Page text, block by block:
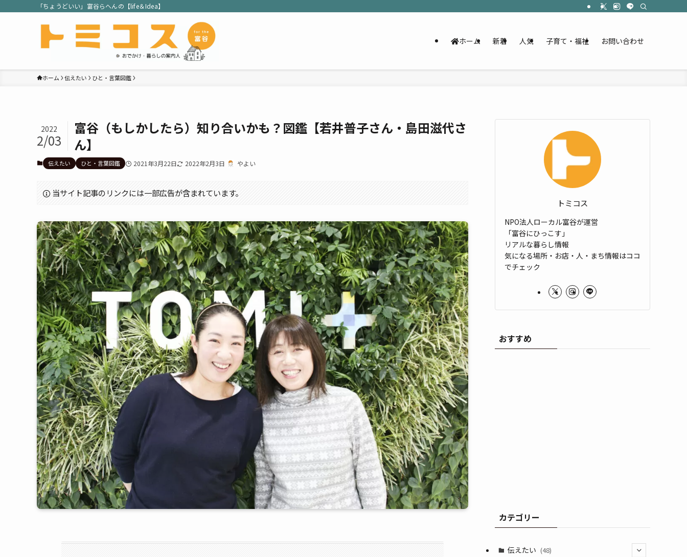
「ちょうどいい」富谷らへんの【life＆Idea】
ホーム 新着 人気 子育て・福祉 お問い合わせ
ホーム 伝えたい ひと・言葉図鑑
富谷（もしかしたら）知り合いかも？図鑑【若井普子さん・島田滋代さ
ん】
2022
2/03
伝えたい ひと・言葉図鑑 2021年3月22日 2022年2月3日 やよい
当サイト記事のリンクには一部広告が含まれています。
トミコス
NPO法人ローカル富谷が運営
「富谷にひっこす」
リアルな暮らし情報
気になる場所・お店・人・まち情報はココ
でチェック
おすすめ
カテゴリー
伝えたい (48)